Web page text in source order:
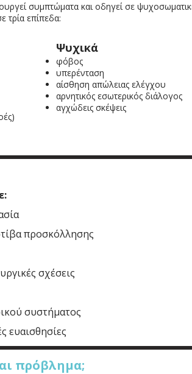
συμπτώματα και οδηγεί σε
τρία επίπεδα:
Ψυχικά
φόβος
υπερένταση
αίσθηση απώλειας ελέγχου
αρνητικός εσωτερικός διάλογος
αγχώδεις σκέψεις
προσκόλλησης
σχέσεις
συστήματος
ευαισθησίες
πρόβλημα;